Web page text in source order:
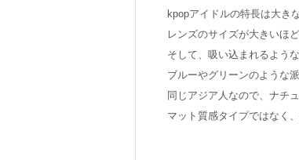
kpopアイドルの特長は大き
レンズのサイズが大きいほ
そして、吸い込まれるよう
ブルーやグリーンのような
同じアジア人なので、ナチ
マット質感タイプではなく